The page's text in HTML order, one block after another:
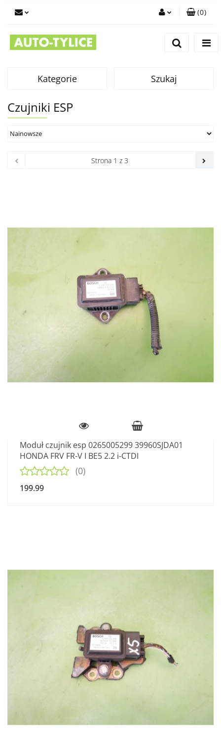
(0)
Kategorie Szukaj
Czujniki ESP
Moduł czujnik esp 0265005299 39960SJDA01
HONDA FRV FR-V I BE5 2.2 i-CTDI
(0)
199.99